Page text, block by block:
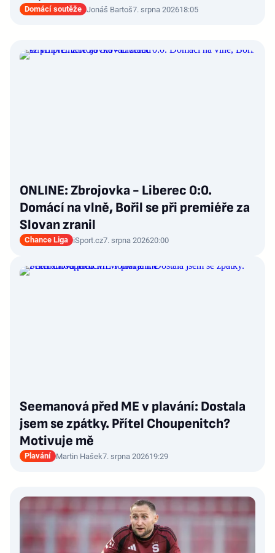
Domácí soutěže Jonáš Bartoš7. srpna 202618:05
ONLINE: Zbrojovka - Liberec 0:0.
Domácí na vlně, Bořil se při premiéře za
Slovan zranil
Chance Liga iSport.cz7. srpna 202620:00
Seemanová před ME v plavání: Dostala
jsem se zpátky. Přítel Choupenitch?
Motivuje mě
Plavání Martin Hašek7. srpna 202619:29